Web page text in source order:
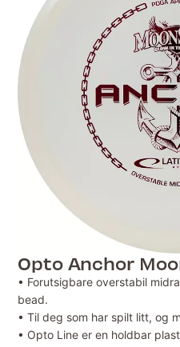
Opto Anchor
• Forutsigbare overstabil
bead.
• Til deg som har spilt litt, og
• Opto Line er en holdbar